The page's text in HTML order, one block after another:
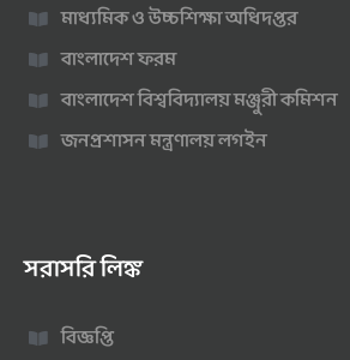
মাধ্যমিক ও উচ্চশিক্ষা অধিদপ্তর
বাংলাদেশ ফরম
বাংলাদেশ বিশ্ববিদ্যালয় মঞ্জুরী কমিশন
জনপ্রশাসন মন্ত্রণালয় লগইন
সরাসরি লিঙ্ক
বিজ্ঞপ্তি